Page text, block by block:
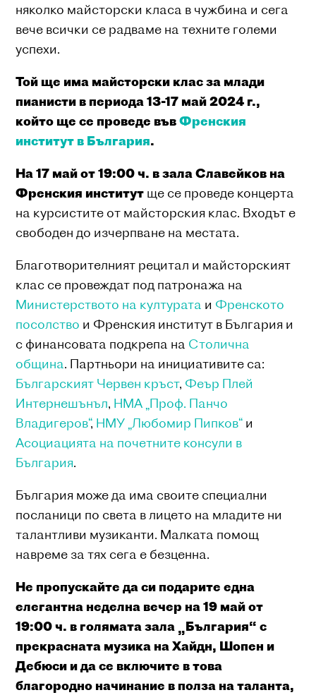
няколко майсторски класа в чужбина и сега
вече всички се радваме на техните големи
успехи.
Той ще има майсторски клас за млади
пианисти в периода 13-17 май 2024 г.,
който ще се проведе въвФренския
институт в България.
На 17 май от 19:00 ч. в зала Славейков на
Френския институт ще се проведе концерта
на курсистите от майсторския клас. Входът е
свободен до изчерпване на местата.
Благотворителният рецитал и майсторският
клас се провеждат под патронажа на
Министерството на културата и Френското
посолство и Френския институт в България и
с финансовата подкрепа на Столична
община. Партньори на инициативите са:
Българският Червен кръст, Феър Плей
Интернешънъл, НМА „Проф. Панчо
Владигеров“, НМУ „Любомир Пипков“ и
Асоциацията на почетните консули в
България.
България може да има своите специални
посланици по света в лицето на младите ни
талантливи музиканти. Малката помощ
навреме за тях сега е безценна.
Не пропускайте да си подарите една
елегантна неделна вечер на 19 май от
19:00 ч. в голямата зала „България“ с
прекрасната музика на Хайдн, Шопен и
Дебюси и да се включите в това
благородно начинание в полза на таланта,